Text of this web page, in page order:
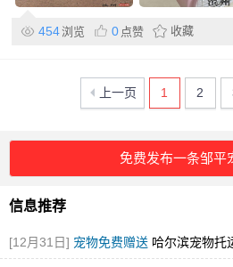
454浏览 0 点赞 收藏
上一页 1 2
免费发布一条邹平
信息推荐
[12月31日] 宠物免费赠送 哈尔滨宠物托